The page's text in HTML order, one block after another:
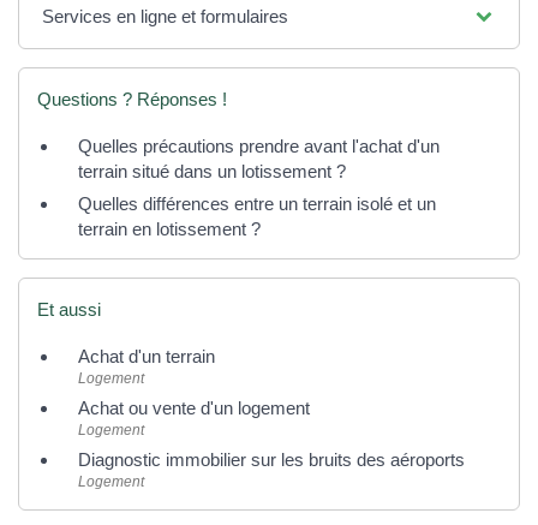
Services en ligne et formulaires
Questions ? Réponses !
Quelles précautions prendre avant l'achat d'un
terrain situé dans un lotissement ?
Quelles différences entre un terrain isolé et un
terrain en lotissement ?
Et aussi
Achat d'un terrain
Logement
Achat ou vente d'un logement
Logement
Diagnostic immobilier sur les bruits des aéroports
Logement